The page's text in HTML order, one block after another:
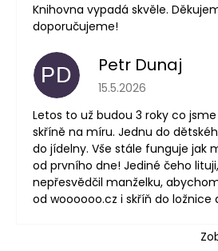
Knihovna vypadá skvěle.
doporučujeme!
PD Petr Dunaj
Hodnotenie obchodu
15.5.2026
Letos to už budou 3 roky co
skříně na míru. Jednu do
do jídelny. Vše stále funguje jak
od prvního dne! Jediné čeho
nepřesvědčil manželku,
od woooooo.cz i skříň do ložnice